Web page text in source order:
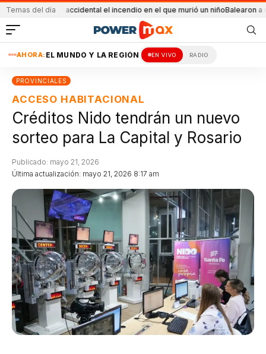
Temas del día
Fue accidental el incendio en el que murió un niñoBalearon a un
AHORA: EL MUNDO Y LA REGIÓN EN VIVO RADIO
PROVINCIALES
ACCESO HABITACIONAL
Créditos Nido tendrán un nuevo
sorteo para La Capital y Rosario
Última actualización: mayo 21, 2026 8:17 am
Publicado: mayo 21, 2026